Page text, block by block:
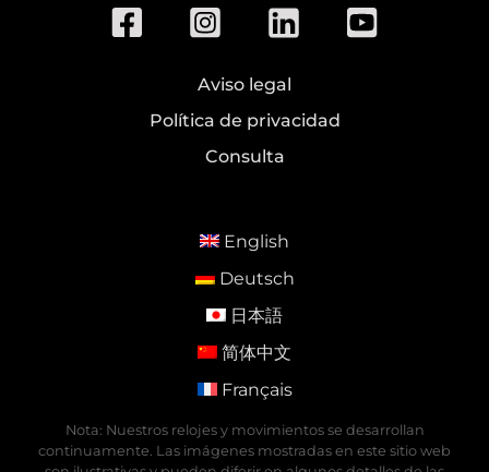
Aviso legal
Política de privacidad
Consulta
English
Deutsch
日本語
简体中文
Français
Nota: Nuestros relojes y movimientos se desarrollan
continuamente. Las imágenes mostradas en este sitio web